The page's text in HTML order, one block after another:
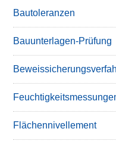
Bautoleranzen
Bauunterlagen-Prüfung
Flächennivellement